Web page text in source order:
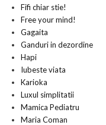
Fifi chiar stie!
Free your mind!
Gagaita
Ganduri in dezordine
Hapi
Iubeste viata
Karioka
Luxul simplitatii
Mamica Pediatru
Maria Coman